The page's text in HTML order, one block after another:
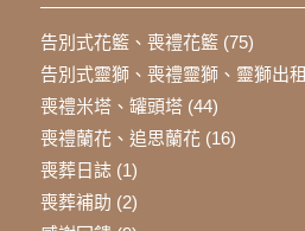
告別式花籃、喪禮花籃(75)
告別式靈獅、喪禮靈獅、靈獅出租
喪禮米塔、罐頭塔(44)
喪禮蘭花、追思蘭花(16)
喪葬日誌(1)
喪葬補助 (2)